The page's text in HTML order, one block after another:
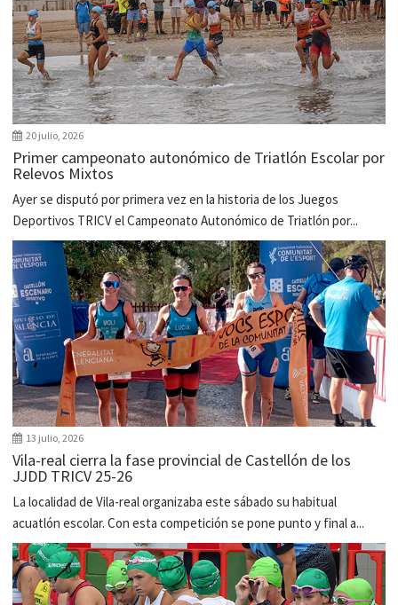
20 julio, 2026
Primer campeonato autonómico de Triatlón Escolar por
Relevos Mixtos
Ayer se disputó por primera vez en la historia de los Juegos
Deportivos TRICV el Campeonato Autonómico de Triatlón por...
13 julio, 2026
Vila-real cierra la fase provincial de Castellón de los
JJDD TRICV 25-26
La localidad de Vila-real organizaba este sábado su habitual
acuatlón escolar. Con esta competición se pone punto y final a...